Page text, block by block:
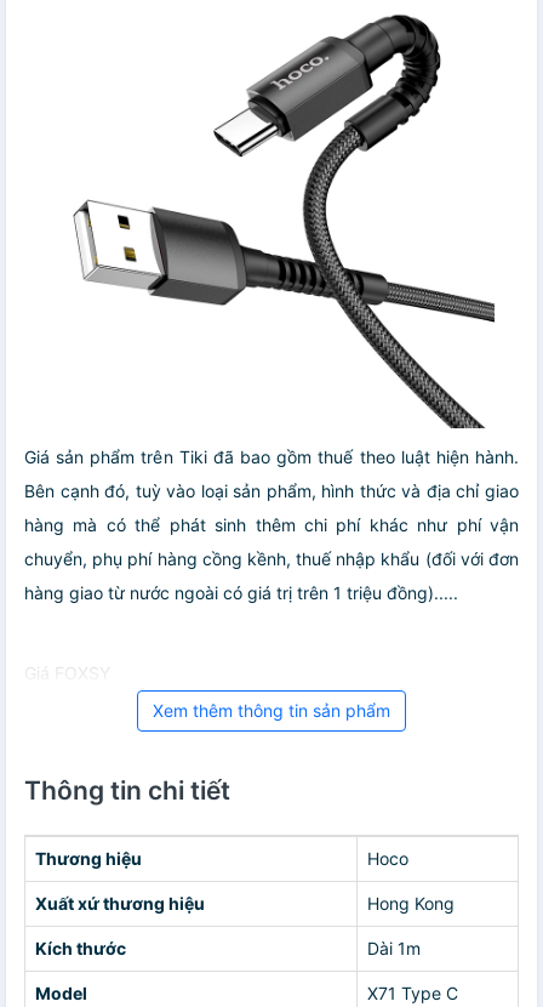
Giá sản phẩm trên Tiki đã bao gồm thuế theo luật hiện hành.
Bên cạnh đó, tuỳ vào loại sản phẩm, hình thức và địa chỉ giao
hàng mà có thể phát sinh thêm chi phí khác như phí vận
chuyển, phụ phí hàng cồng kềnh, thuế nhập khẩu (đối với đơn
hàng giao từ nước ngoài có giá trị trên 1 triệu đồng).....
Giá FOXSY
Xem thêm thông tin sản phẩm
Thông tin chi tiết
Thương hiệu Hoco
Xuất xứ thương hiệu Hong Kong
Kích thước Dài 1m
Model X71 Type C